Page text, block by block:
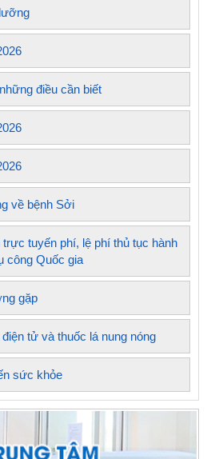
điều cần biết
về bệnh Sởi
tuyến phí, lệ phí thủ tục hành
công Quốc gia
gặp
tử và thuốc lá nung nóng
sức khỏe